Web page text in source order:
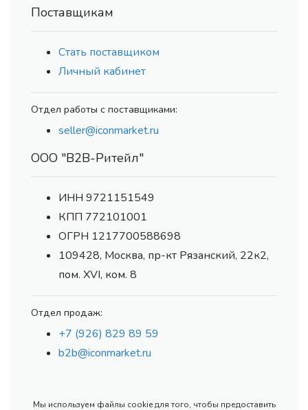
Поставщикам
Стать поставщиком
Личный кабинет
Отдел работы с поставщиками:
seller@iconmarket.ru
ООО "В2В-Ритейл"
ИНН 9721151549
КПП 772101001
ОГРН 1217700588698
109428, Москва, пр-кт Рязанский, 22к2,
пом. XVI, ком. 8
Отдел продаж:
+7 (926) 829 89 59
b2b@iconmarket.ru
Мы используем файлы cookie для того, чтобы предоставить